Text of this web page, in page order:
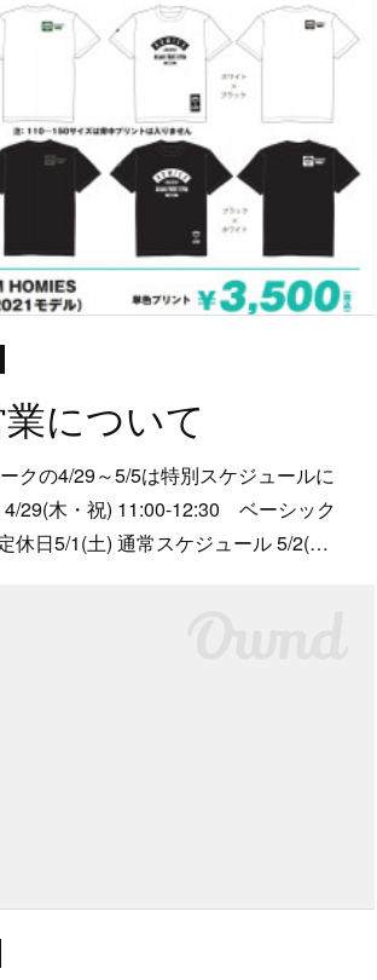
について
クの4/29～5/5は特別スケジュールに
4/29(木・祝) 11:00-12:30 ベーシック
休日5/1(土) 通常スケジュール 5/2(…